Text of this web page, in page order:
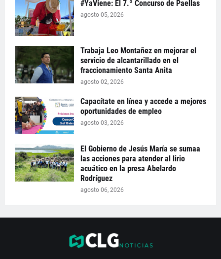
#YaViene: El 7.º Concurso de Paellas
agosto 05, 2026
Trabaja Leo Montañez en mejorar el
servicio de alcantarillado en el
fraccionamiento Santa Anita
agosto 02, 2026
Capacítate en línea y accede a mejores
oportunidades de empleo
agosto 03, 2026
El Gobierno de Jesús María se sumaa
las acciones para atender al lirio
acuático en la presa Abelardo
Rodríguez
agosto 06, 2026